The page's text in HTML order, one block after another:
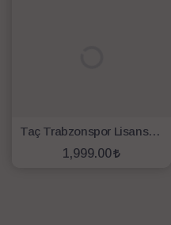
Taç Trabzonspor Lisanslı Complate Set
1,999.00